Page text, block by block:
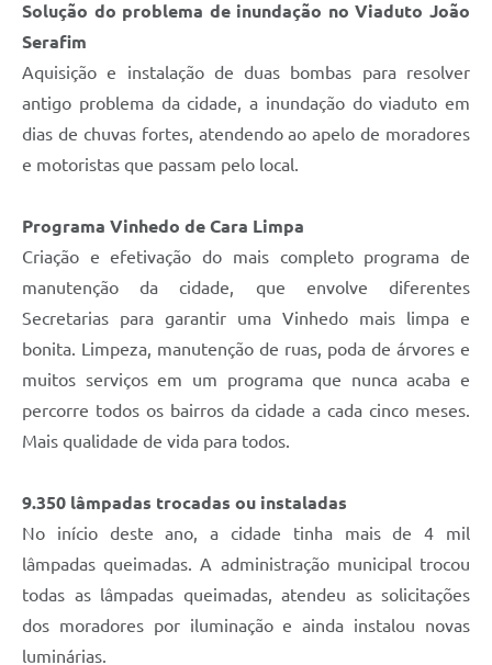
Solução do problema de inundação no Viaduto João
Serafim
Aquisição e instalação de duas bombas para resolver
antigo problema da cidade, a inundação do viaduto em
dias de chuvas fortes, atendendo ao apelo de moradores
e motoristas que passam pelo local.
Programa Vinhedo de Cara Limpa
Criação e efetivação do mais completo programa de
manutenção da cidade, que envolve diferentes
Secretarias para garantir uma Vinhedo mais limpa e
bonita. Limpeza, manutenção de ruas, poda de árvores e
muitos serviços em um programa que nunca acaba e
percorre todos os bairros da cidade a cada cinco meses.
Mais qualidade de vida para todos.
9.350 lâmpadas trocadas ou instaladas
No início deste ano, a cidade tinha mais de 4 mil
lâmpadas queimadas. A administração municipal trocou
todas as lâmpadas queimadas, atendeu as solicitações
dos moradores por iluminação e ainda instalou novas
luminárias.